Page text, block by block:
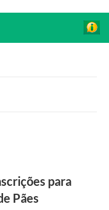
para
Pães